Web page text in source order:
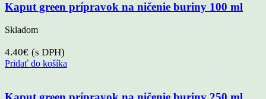
Kaput green prípravok na ničenie buriny 100 ml
Skladom
4.40€ (s DPH)
Pridať do košíka